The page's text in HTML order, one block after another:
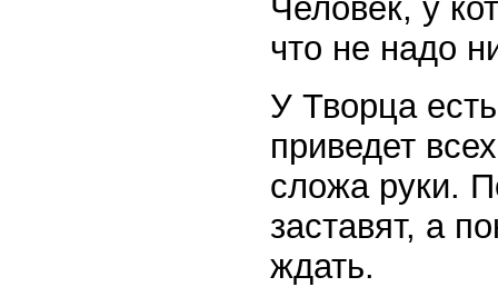
Человек, у
что не надо
У Творца
приведет
сложа руки.
заставят, а
ждать.